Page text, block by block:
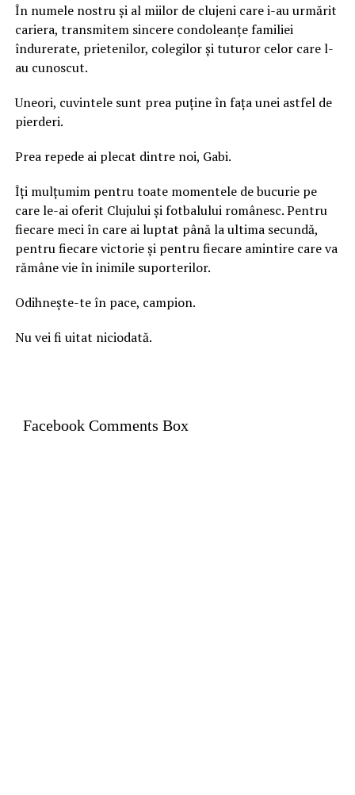
În numele nostru și al miilor de clujeni care i-au urmărit
cariera, transmitem sincere condoleanțe familiei
îndurerate, prietenilor, colegilor și tuturor celor care l-
au cunoscut.
Uneori, cuvintele sunt prea puține în fața unei astfel de
pierderi.
Prea repede ai plecat dintre noi, Gabi.
Îți mulțumim pentru toate momentele de bucurie pe
care le-ai oferit Clujului și fotbalului românesc. Pentru
fiecare meci în care ai luptat până la ultima secundă,
pentru fiecare victorie și pentru fiecare amintire care va
rămâne vie în inimile suporterilor.
Odihnește-te în pace, campion.
Nu vei fi uitat niciodată.
Facebook Comments Box